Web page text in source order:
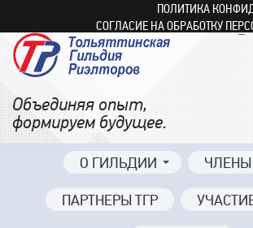
ПОЛИТИКА
СОГЛАСИЕ НА ОБРАБОТКУ
Объединяя опыт,
формируем будущее.
О ГИЛЬДИИ ЧЛЕНЫ
ПАРТНЕРЫ ТГР